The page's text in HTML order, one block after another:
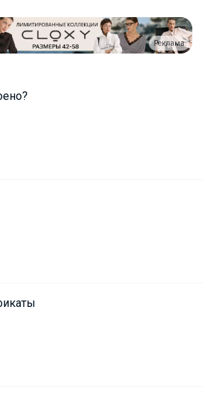
Реклама